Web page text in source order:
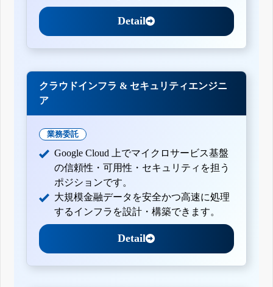
Detail
クラウドインフラ & セキュリティエンジニ
ア
業務委託
Google Cloud 上でマイクロサービス基盤
の信頼性・可用性・セキュリティを担う
ポジションです。
大規模金融データを安全かつ高速に処理
するインフラを設計・構築できます。
Detail